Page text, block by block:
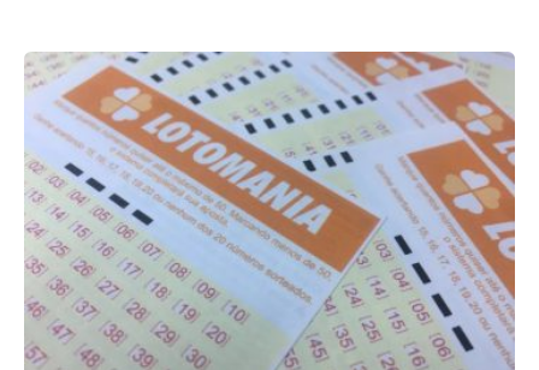
concurso
3756
e
números
sorteados
hoje